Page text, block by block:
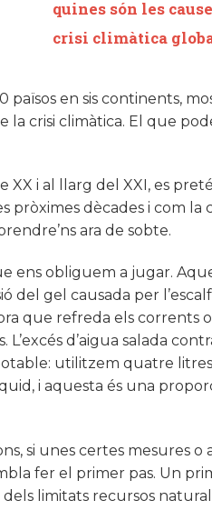
quines són les
crisi climàtica
en sis continents,
la crisi climàtica. El que
i al llarg del XXI, es
dècades i com la
ara de sobte.
ens obliguem a jugar.
del gel causada per
que refreda els corrents
d’aigua salada
utilitzem quatre
i aquesta és una
si unes certes mesures o
fer el primer pas. Un
dels limitats recursos